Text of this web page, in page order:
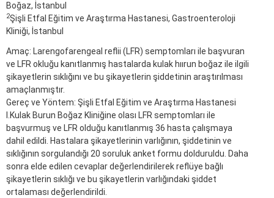
Boğaz, İstanbul
2Şişli Etfal Eğitim ve Araştırma Hastanesi, Gastroenteroloji
Kliniği, İstanbul
Amaç: Larengofarengeal reflii (LFR) semptomları ile başvuran
ve LFR okluğu kanıtlanmış hastalarda kulak hıırun boğaz ile ilgili
şikayetlerin sıklığını ve bu şikayetlerin şiddetinin araştırılması
amaçlanmıştır.
Gereç ve Yöntem: Şişli Etfal Eğitim ve Araştırma Hastanesi
I.Kulak Burun Boğaz Kliniğine olası LFR semptomları ile
başvurmuş ve LFR olduğu kanıtlanmış 36 hasta çalışmaya
dahil edildi. Hastalara şikayetlerinin varlığının, şiddetinin ve
sıklığının sorgulandığı 20 soruluk anket formu dolduruldu. Daha
sonra elde edilen cevaplar değerlendirilerek reflüye bağlı
şikayetlerin sıklığı ve bu şikayetlerin varlığındaki şiddet
ortalaması değerlendirildi.